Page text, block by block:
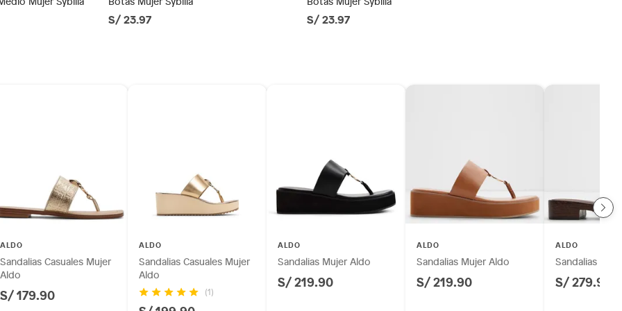
a 8 cm)
tecnología, línea blanca, colchones, muebles,
S/ 23.97 S/ 23.97
ALDO
Sandalias Casuales Mujer
Aldo
S/ 179.90
ALDO
Sandalias Casuales Mujer
Aldo
(1)
ALDO
Sandalias Mujer Aldo
S/ 219.90
ALDO
Sandalias Mujer Aldo
S/ 219.90
ALDO
Sandalias
S/ 279.90